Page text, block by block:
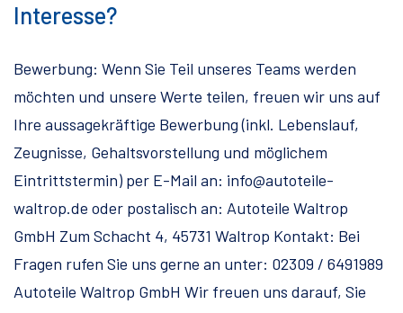
Interesse?
Bewerbung: Wenn Sie Teil unseres Teams werden
möchten und unsere Werte teilen, freuen wir uns auf
Ihre aussagekräftige Bewerbung (inkl. Lebenslauf,
Zeugnisse, Gehaltsvorstellung und möglichem
Eintrittstermin) per E-Mail an: info@autoteile-
waltrop.de oder postalisch an: Autoteile Waltrop
GmbH Zum Schacht 4, 45731 Waltrop Kontakt: Bei
Fragen rufen Sie uns gerne an unter: 02309 / 6491989
Autoteile Waltrop GmbH Wir freuen uns darauf, Sie